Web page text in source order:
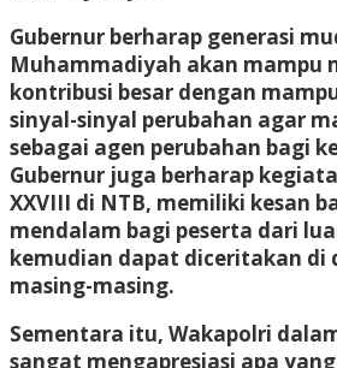
Gubernur berharap generasi
Muhammadiyah akan mampu
kontribusi besar dengan
sinyal-sinyal perubahan agar
sebagai agen perubahan bagi
Gubernur juga berharap
XXVIII di NTB, memiliki kesan
mendalam bagi peserta dari
kemudian dapat diceritakan di
masing-masing.
Sementara itu, Wakapolri
sangat mengapresiasi apa